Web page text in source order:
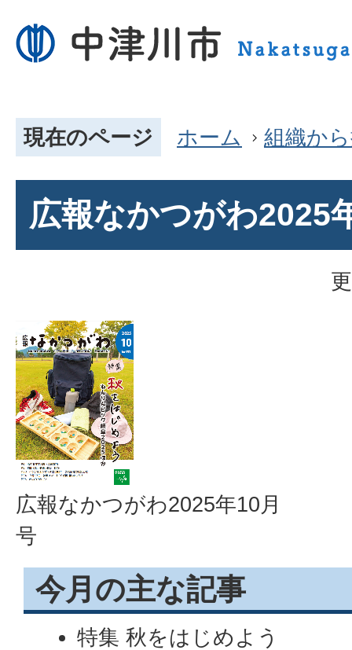
現在のページ ホーム 組織か
広報なかつがわ2025
広報なかつがわ2025年10月
号
今月の主な記事
特集 秋をはじめよう